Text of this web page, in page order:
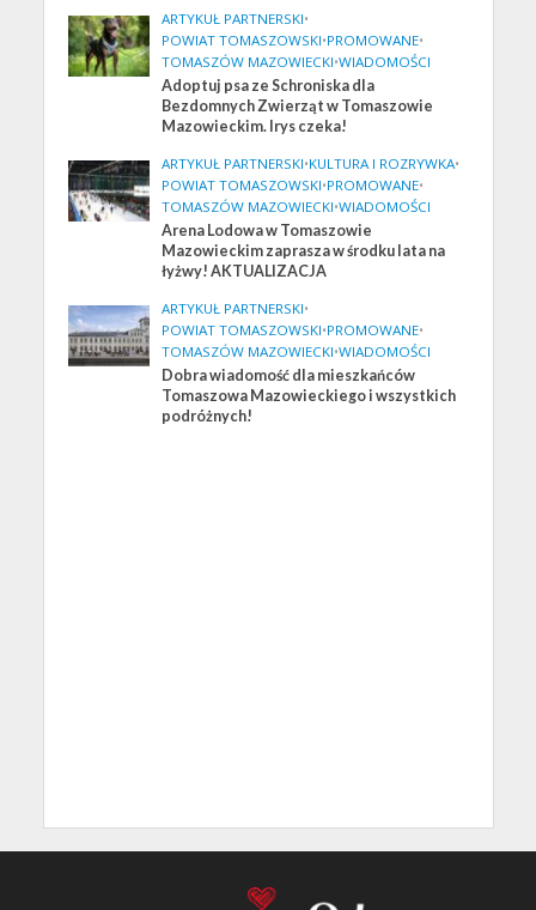
ARTYKUŁ PARTNERSKI•
POWIAT TOMASZOWSKI•PROMOWANE•
TOMASZÓW MAZOWIECKI•WIADOMOŚCI
Adoptuj psa ze Schroniska dla
Bezdomnych Zwierząt w Tomaszowie
Mazowieckim. Irys czeka!
ARTYKUŁ PARTNERSKI•KULTURA I ROZRYWKA•
POWIAT TOMASZOWSKI•PROMOWANE•
TOMASZÓW MAZOWIECKI•WIADOMOŚCI
Arena Lodowa w Tomaszowie
Mazowieckim zaprasza w środku lata na
łyżwy! AKTUALIZACJA
ARTYKUŁ PARTNERSKI•
POWIAT TOMASZOWSKI•PROMOWANE•
TOMASZÓW MAZOWIECKI•WIADOMOŚCI
Dobra wiadomość dla mieszkańców
Tomaszowa Mazowieckiego i wszystkich
podróżnych!